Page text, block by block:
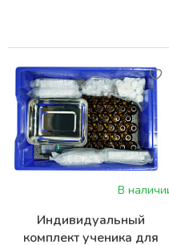
Гибкие
Подберем
Поставщик
В
Индивидуальный
комплект ученика для